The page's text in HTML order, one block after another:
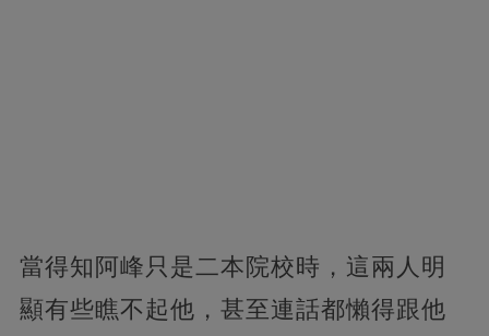
當得知阿峰只是二本院校時，這兩人明
顯有些瞧不起他，甚至連話都懶得跟他